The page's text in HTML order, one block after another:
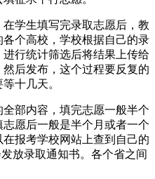
学生填写完录取志愿后，教
个高校，学校根据自己的录
行统计筛选后将结果上传给
后发布，这个过程要反复的
十几天。
部内容，填完志愿一般半个
愿后一般是半个月或者一个
报考学校网站上查到自己的
放录取通知书。各个省之间